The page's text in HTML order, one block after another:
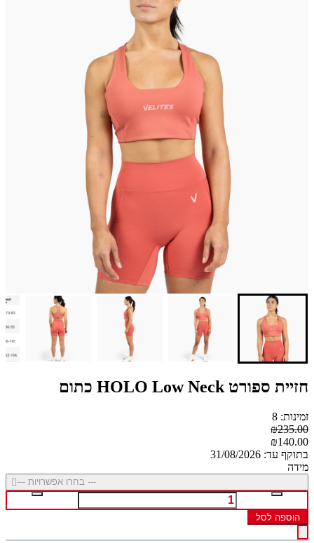
חזיית ספורט HOLO Low Neck כתום
זמינות: 8
₪235.00
₪140.00
בתוקף עד: 31/08/2026
מידה
--- בחרו אפשרויות ---
הוספה לסל